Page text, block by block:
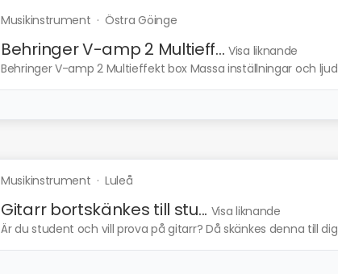
Musikinstrument · Östra Göinge
Behringer V-amp 2 Multieff... Visa liknande
Behringer V-amp 2 Multieffekt box Massa inställningar och
Musikinstrument · Luleå
Gitarr bortskänkes till stu... Visa liknande
Är du student och vill prova på gitarr? Då skänkes denna till